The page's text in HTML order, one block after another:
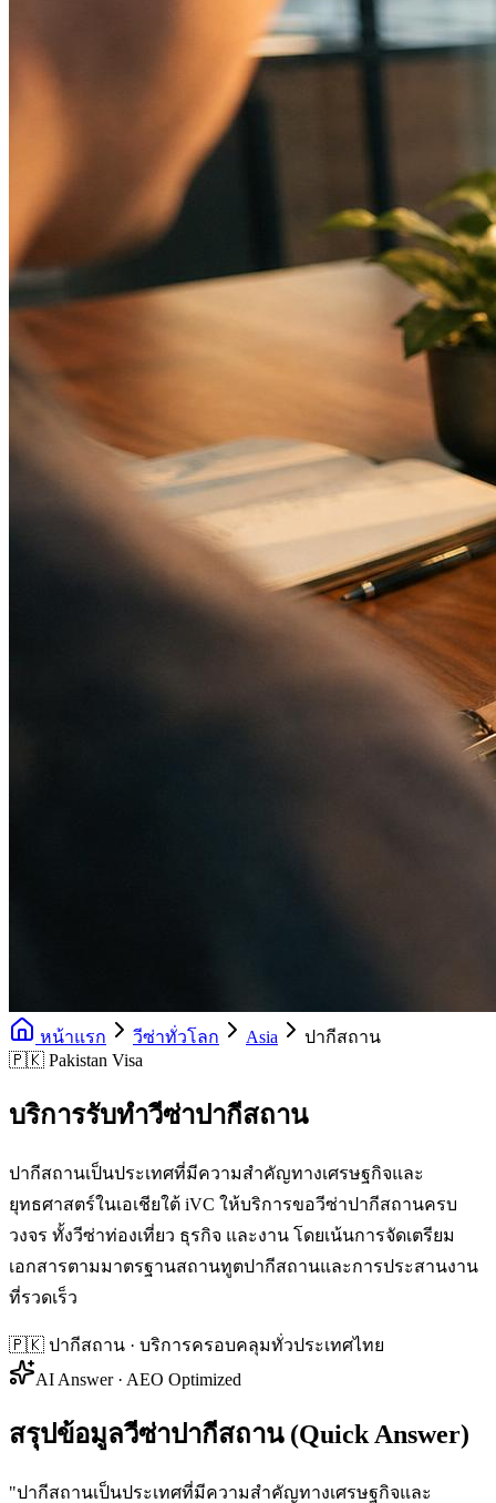
หน้าแรก วีซ่าทั่วโลก Asia
ปากีสถาน
🇵🇰 Pakistan Visa
บริการรับทำวีซ่าปากีสถาน
ปากีสถานเป็นประเทศที่มีความสำคัญทางเศรษฐกิจและ
ยุทธศาสตร์ในเอเชียใต้ iVC ให้บริการขอวีซ่าปากีสถานครบ
วงจร ทั้งวีซ่าท่องเที่ยว ธุรกิจ และงาน โดยเน้นการจัดเตรียม
เอกสารตามมาตรฐานสถานทูตปากีสถานและการประสานงาน
ที่รวดเร็ว
🇵🇰 ปากีสถาน · บริการครอบคลุมทั่วประเทศไทย
AI Answer · AEO Optimized
สรุปข้อมูลวีซ่าปากีสถาน (Quick Answer)
"ปากีสถานเป็นประเทศที่มีความสำคัญทางเศรษฐกิจและ